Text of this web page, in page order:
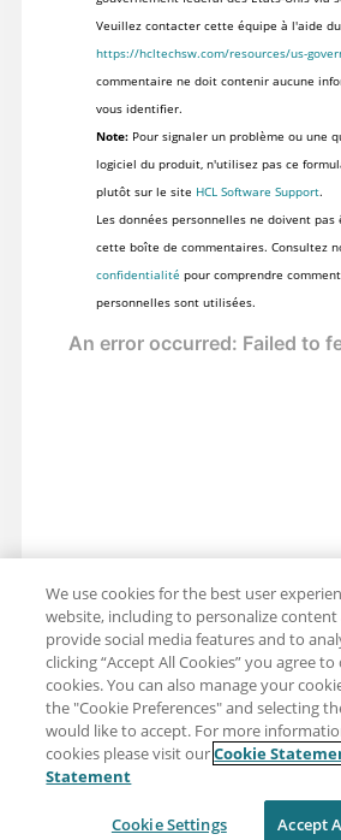
Veuillez contacter cette équipe à l'aide
https://hcltechsw.com/resources/us-
commentaire ne doit contenir aucune
vous identifier.
Note:Pour signaler un problème ou une
logiciel du produit, n'utilisez pas ce
plutôt sur le site HCL Software Support.
Les données personnelles ne doivent
cette boîte de commentaires. Consultez
confidentialité pour comprendre
personnelles sont utilisées.
Partager : Courriel
Twitter
Clause de non-responsabilité
We use cookies for the best user
website, including to personalize
provide social media features and to
clicking “Accept All Cookies” you agree
cookies. You can also manage your
the "Cookie Preferences" and selecting
would like to accept. For more
cookies please visit ourCookie
Statement
Cookie Settings Accept